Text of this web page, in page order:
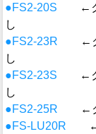
●FS2-20S
←
し
●FS2-23R
←
し
●FS2-23S
←
し
●FS2-25R
←
●FS-LU20R